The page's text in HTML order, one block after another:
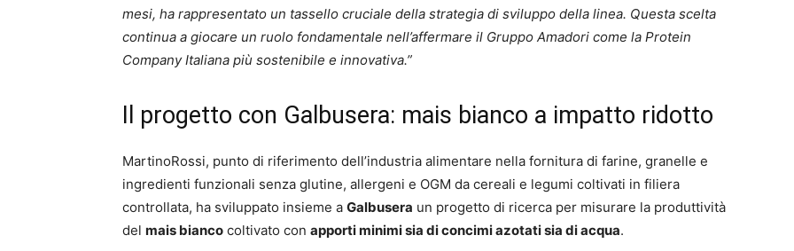
mesi, ha rappresentato un tassello cruciale della strategia di sviluppo della linea. Questa scelta
continua a giocare un ruolo fondamentale nell’affermare il Gruppo Amadori come la Protein
Company Italiana più sostenibile e innovativa.”
Il progetto con Galbusera: mais bianco a impatto ridotto
MartinoRossi, punto di riferimento dell’industria alimentare nella fornitura di farine, granelle e
ingredienti funzionali senza glutine, allergeni e OGM da cereali e legumi coltivati in filiera
controllata, ha sviluppato insieme a Galbusera un progetto di ricerca per misurare la produttività
del mais bianco coltivato con apporti minimi sia di concimi azotati sia di acqua.